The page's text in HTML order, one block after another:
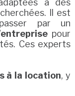
Il est
par un
pour
Ces experts
à la location, y